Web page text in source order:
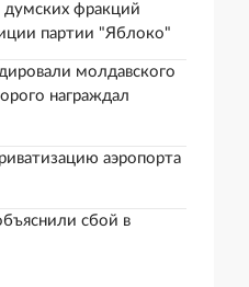
фракций
партии "Яблоко"
молдавского
награждал
аэропорта
сбой в